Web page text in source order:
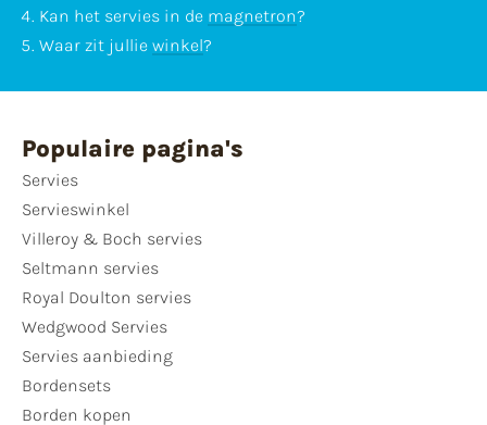
Kan het servies in de magnetron?
Waar zit jullie winkel?
Populaire pagina's
Servies
Servieswinkel
Villeroy & Boch servies
Seltmann servies
Royal Doulton servies
Wedgwood Servies
Servies aanbieding
Bordensets
Borden kopen